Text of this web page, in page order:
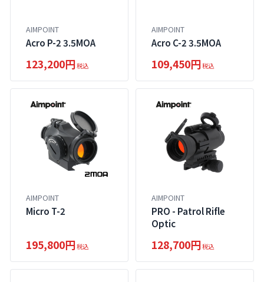
AIMPOINT
Acro P-2 3.5MOA
123,200円税込
AIMPOINT
Acro C-2 3.5MOA
109,450円税込
AIMPOINT
Micro T-2
195,800円税込
AIMPOINT
PRO - Patrol Rifle
Optic
128,700円税込